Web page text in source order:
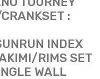
:
INDEX
RIMS SET
WALL